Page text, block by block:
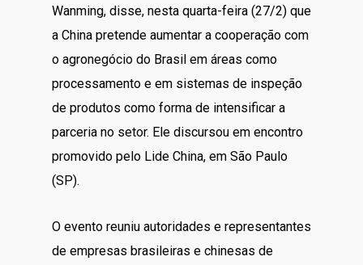
Wanming, disse, nesta quarta-feira (27/2) que
a China pretende aumentar a cooperação com
o agronegócio do Brasil em áreas como
processamento e em sistemas de inspeção
de produtos como forma de intensificar a
parceria no setor. Ele discursou em encontro
promovido pelo Lide China, em São Paulo
(SP).
O evento reuniu autoridades e representantes
de empresas brasileiras e chinesas de